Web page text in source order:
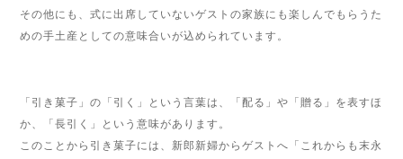
その他にも、式に出席していないゲストの家族にも楽しんでもらうた
めの手土産としての意味合いが込められています。
「引き菓子」の「引く」という言葉は、「配る」や「贈る」を表すほ
か、「長引く」という意味があります。
このことから引き菓子には、新郎新婦からゲストへ「これからも末永